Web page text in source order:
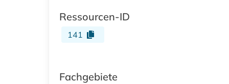
Ressourcen-ID
141
Fachgebiete